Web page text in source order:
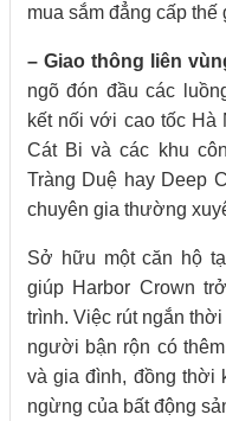
mua sắm đẳng cấp thế
– Giao thông liên
ngõ đón đầu các
kết nối với cao tốc Hà
Cát Bi và các khu
Tràng Duệ hay Deep
chuyên gia thường
Sở hữu một căn hộ
giúp Harbor Crown
trình. Việc rút ngắn
người bận rộn có
và gia đình, đồng thời
ngừng của bất động